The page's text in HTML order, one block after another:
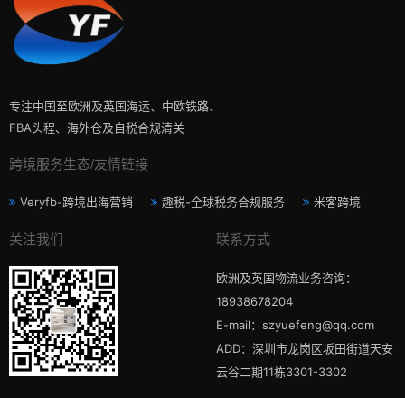
专注中国至欧洲及英国海运、中欧铁路、
FBA头程、海外仓及自税合规清关
跨境服务生态/友情链接
Veryfb-跨境出海营销 趣税-全球税务合规服务 米客跨境
关注我们 联系方式
欧洲及英国物流业务咨询：
18938678204
E-mail：szyuefeng@qq.com
ADD：深圳市龙岗区坂田街道天安
云谷二期11栋3301-3302